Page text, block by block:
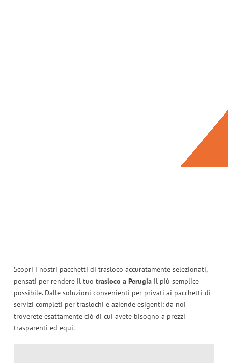
Scopri i nostri pacchetti di trasloco accuratamente selezionati,
pensati per rendere il tuo trasloco a Perugia il più semplice
possibile. Dalle soluzioni convenienti per privati ai pacchetti di
servizi completi per traslochi e aziende esigenti: da noi
troverete esattamente ciò di cui avete bisogno a prezzi
trasparenti ed equi.